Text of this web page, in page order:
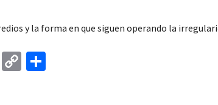
y la forma en que siguen operando la
Te C